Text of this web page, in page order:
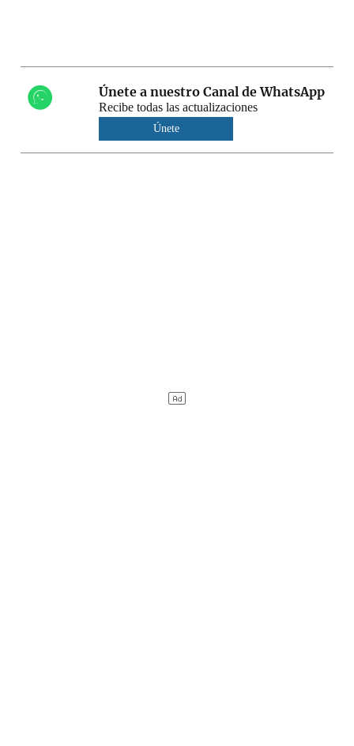
Únete a nuestro Canal de WhatsApp
Recibe todas las actualizaciones
Únete